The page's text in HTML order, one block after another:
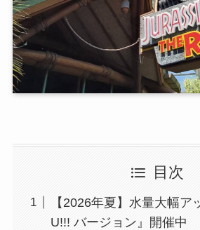
目次
【2026年夏】水量大幅ア
U!!! バージョン』開催中